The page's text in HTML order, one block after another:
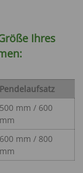
Ihres
Pendelaufsatz
500 mm / 600
mm
600 mm / 800
mm